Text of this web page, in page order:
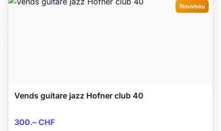
Nouveau
Vends guitare jazz Hofner club 40
300.– CHF